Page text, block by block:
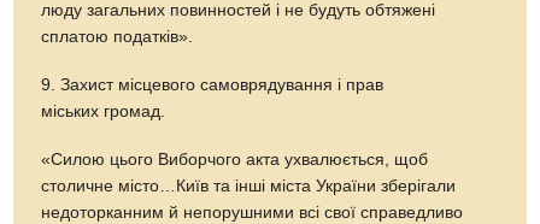
люду загальних повинностей і не будуть обтяжені
сплатою податків».
9. Захист місцевого самоврядування і прав
міських громад.
«Силою цього Виборчого акта ухвалюється, щоб
столичне місто…Київ та інші міста України зберігали
недоторканним й непорушними всі свої справедливо